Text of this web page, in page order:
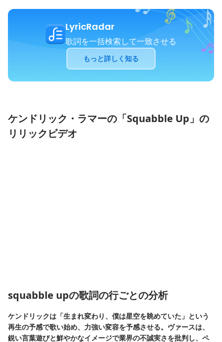
LyricRadar
歌詞を一括検索して一致させる
もっと詳しく知る
ケンドリック・ラマーの「Squabble Up」の
リリックビデオ
squabble upの歌詞の行ごとの分析
ケンドリックは「生まれ変わり、僕は星空を眺めていた」という
再生の予感で歌い始め、力強い変容を予感させる。ヴァースは、
鋭い言葉遊びと鮮やかなイメージで業界の不誠実さを批判し、ペ